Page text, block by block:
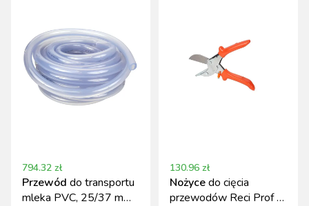
794.32 zł
Przewód do transportu
mleka PVC, 25/37 mm,
130.96 zł
Nożycedo cięcia
przewodów Reci Prof –